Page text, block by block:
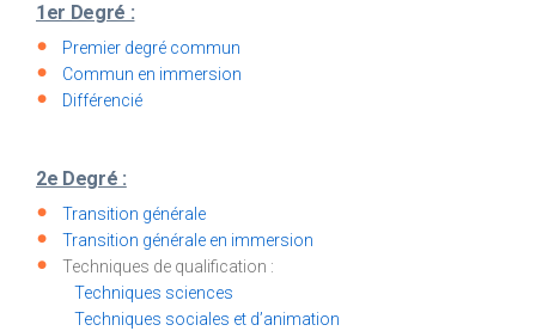
1er Degré :
Premier degré commun
Commun en immersion
Différencié
2e Degré :
Transition générale
Transition générale en immersion
Techniques de qualification :
Techniques sciences
Techniques sociales et d’animation